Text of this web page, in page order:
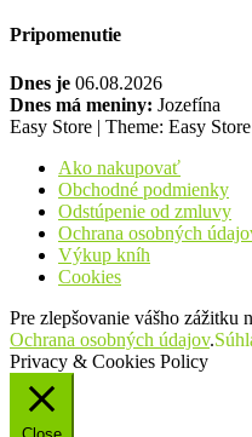
Pripomenutie
Dnes je 06.08.2026
Dnes má meniny: Jozefína
Easy Store | Theme: Easy
Ako nakupovať
Obchodné podmienky
Odstúpenie od zmluvy
Ochrana osobných
Výkup kníh
Cookies
Pre zlepšovanie vášho zážitku
Ochrana osobných údajov.
Privacy & Cookies Policy